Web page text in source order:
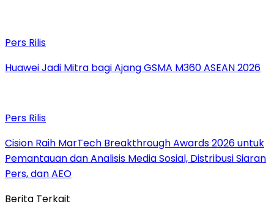
Pers Rilis
Huawei Jadi Mitra bagi Ajang GSMA M360 ASEAN 2026
Pers Rilis
Cision Raih MarTech Breakthrough Awards 2026 untuk
Pemantauan dan Analisis Media Sosial, Distribusi Siaran
Pers, dan AEO
Berita Terkait